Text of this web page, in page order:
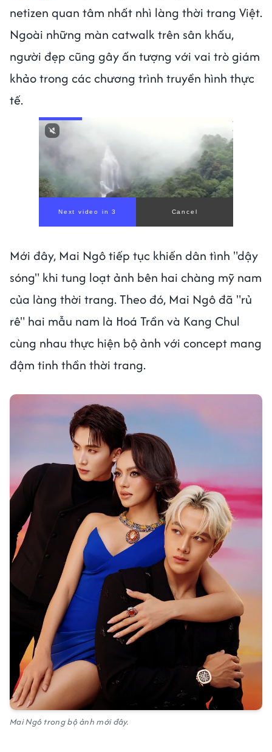
netizen quan tâm nhất nhì làng thời trang Việt.
Ngoài những màn catwalk trên sân khấu,
người đẹp cũng gây ấn tượng với vai trò giám
khảo trong các chương trình truyền hình thực
tế.
Next video in 1 Cancel
Mới đây, Mai Ngô tiếp tục khiến dân tình "dậy
sóng" khi tung loạt ảnh bên hai chàng mỹ nam
của làng thời trang. Theo đó, Mai Ngô đã "rủ
rê" hai mẫu nam là Hoá Trần và Kang Chul
cùng nhau thực hiện bộ ảnh với concept mang
đậm tinh thần thời trang.
Mai Ngô trong bộ ảnh mới đây.